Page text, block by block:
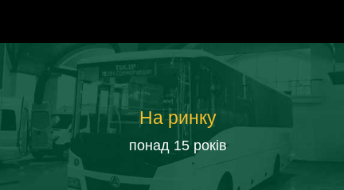
На ринку
понад 15 років